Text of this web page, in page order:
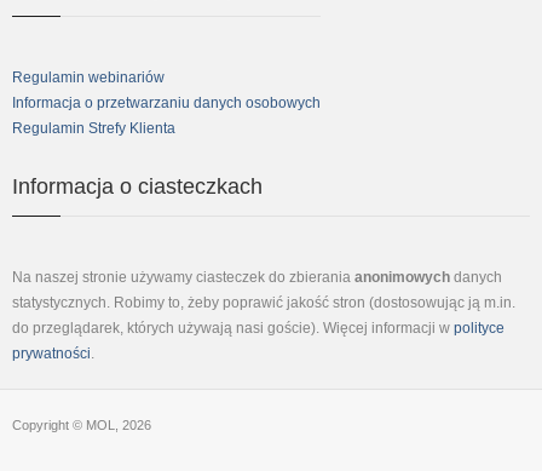
Regulamin webinariów
Informacja o przetwarzaniu danych osobowych
Regulamin Strefy Klienta
Informacja o ciasteczkach
Na naszej stronie używamy ciasteczek do zbierania anonimowych danych
statystycznych. Robimy to, żeby poprawić jakość stron (dostosowując ją m.in.
do przeglądarek, których używają nasi goście). Więcej informacji w polityce
prywatności.
Copyright © MOL, 2026